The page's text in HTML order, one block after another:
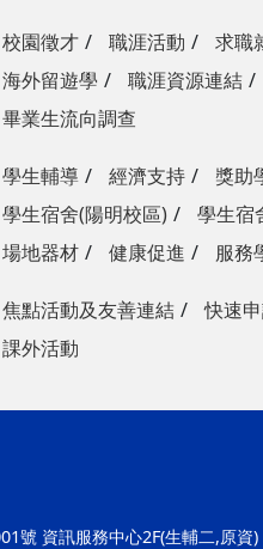
校園徵才 職涯活動 求職
海外留遊學
職涯資源連結
畢業生流向調查
學生輔導 經濟支持 獎助
學生宿舍(陽明校區)
學生宿
場地器材
健康促進 服務
焦點活動及友善連結 快速
課外活動
號 資訊服務中心2F(生輔二,原資)